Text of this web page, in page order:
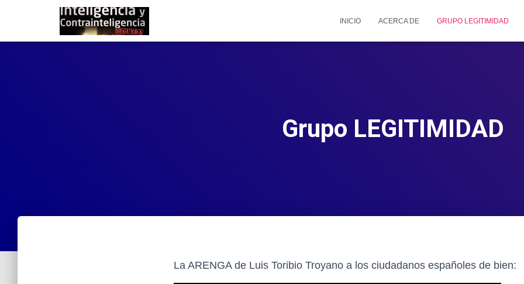
INICIO ACERCA DE GRUPO LEGITIMIDAD
Grupo LEGITIMIDAD
La ARENGA de Luis Toribio Troyano a los ciudadanos españoles de bien: